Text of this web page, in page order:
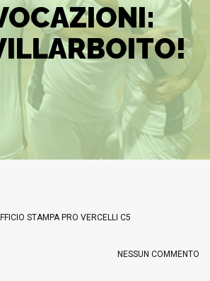
STAMPA PRO VERCELLI C5
NESSUN COMMENTO